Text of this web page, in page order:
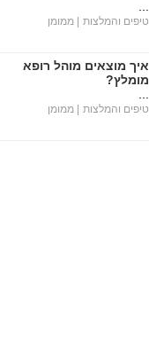
טיפים והמלצות | ממומן
איך מוצאים מוהל רופא
מומלץ?
טיפים והמלצות | ממומן